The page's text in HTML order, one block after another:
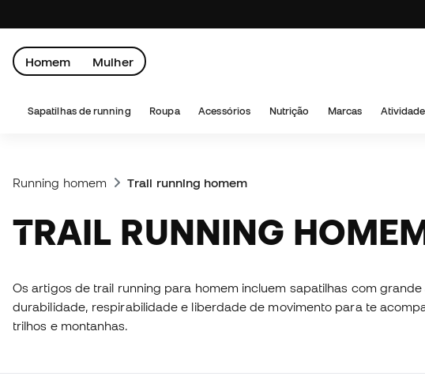
Homem Mulher
Sapatilhas de running Roupa Acessórios Nutrição Marcas Atividade
Running homem Trail running homem
TRAIL RUNNING
Os artigos de trail running para homem incluem sapatilhas com
durabilidade, respirabilidade e liberdade de movimento para te
trilhos e montanhas.